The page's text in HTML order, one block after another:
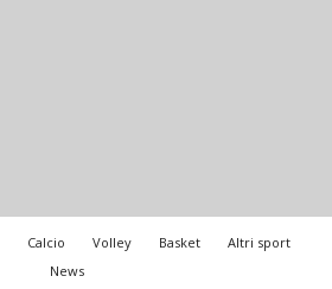
Calcio Volley Basket
Altri sport
News